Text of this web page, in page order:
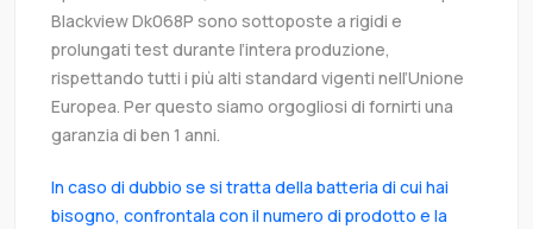
Blackview Dk068P sono sottoposte a rigidi e
prolungati test durante l’intera produzione,
rispettando tutti i più alti standard vigenti nell’Unione
Europea. Per questo siamo orgogliosi di fornirti una
garanzia di ben 1 anni.
In caso di dubbio se si tratta della batteria di cui hai
bisogno, confrontala con il numero di prodotto e la